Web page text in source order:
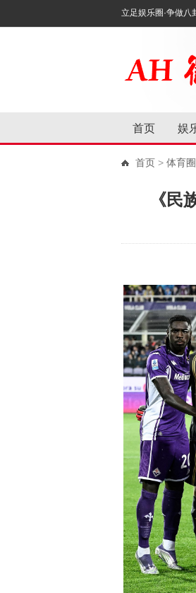
立足娱乐圈·争做八
首页 娱
首页 > 体育
《民